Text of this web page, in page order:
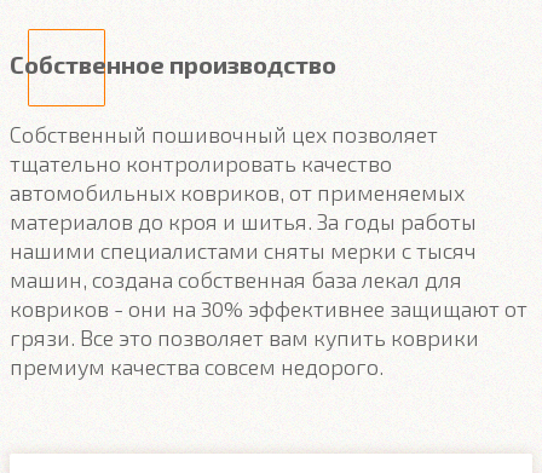
Собственное производство
Собственный пошивочный цех позволяет
тщательно контролировать качество
автомобильных ковриков, от применяемых
материалов до кроя и шитья. За годы работы
нашими специалистами сняты мерки с тысяч
машин, создана собственная база лекал для
ковриков - они на 30% эффективнее защищают от
грязи. Все это позволяет вам купить коврики
премиум качества совсем недорого.